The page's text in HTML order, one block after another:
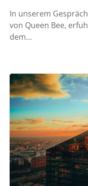
In unserem
von Queen Bee,
dem…